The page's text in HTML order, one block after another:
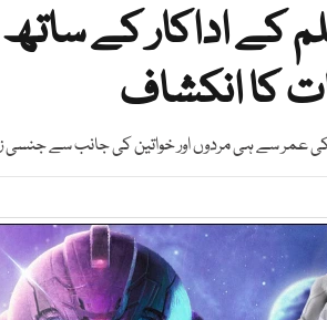
فلم کے اداکار کے
کا انکشاف